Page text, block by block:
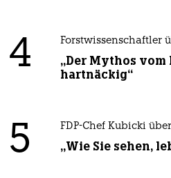
4 Forstwissenschaftler
„Der Mythos
hartnäckig“
5 FDP-Chef Kubicki
„Wie Sie sehen,